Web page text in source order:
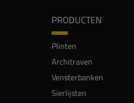
PRODUCTEN
Plinten
Architraven
Vensterbanken
Sierlijsten